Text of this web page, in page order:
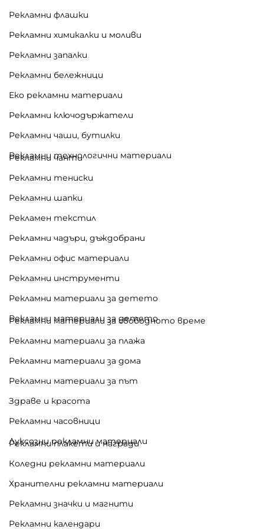
на баджове и идентификационни карти, кое
ието между участниците.
Рекламни флашки
Рекламни химикалки и моливи
Рекламни запалки
Рекламни бележници
Еко рекламни материали
Рекламни ключодържатели
Рекламни чаши, бутилки
Рекламни технологични материали
Рекламни чанти
Рекламни тениски
Рекламни шапки
Рекламен текстил
Рекламни чадъри, дъждобрани
Рекламни офис материали
Рекламни инструменти
Рекламни материали за детето
Рекламни материали за детето
Рекламни материали за свободното време
Рекламни материали за плажа
Рекламни материали за дома
Рекламни материали за път
Здраве и красота
Рекламни часовници
Луксозни рекламни материали
Рекламни плакети и награди
Коледни рекламни материали
Хранителни рекламни материали
Рекламни значки и магнити
Рекламни календари